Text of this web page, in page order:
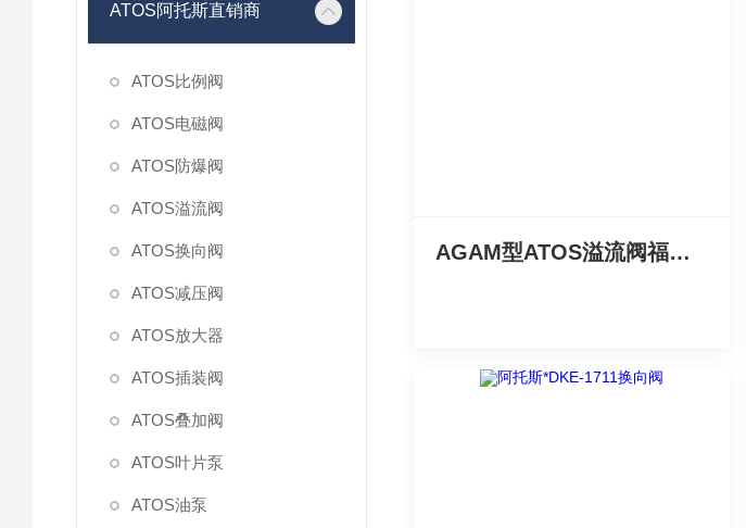
ATOS阿托斯直销商
ATOS比例阀
ATOS电磁阀
ATOS防爆阀
ATOS溢流阀
ATOS换向阀
ATOS减压阀
ATOS放大器
ATOS插装阀
ATOS叠加阀
ATOS叶片泵
ATOS油泵
AGAM型ATOS溢流阀福利来了